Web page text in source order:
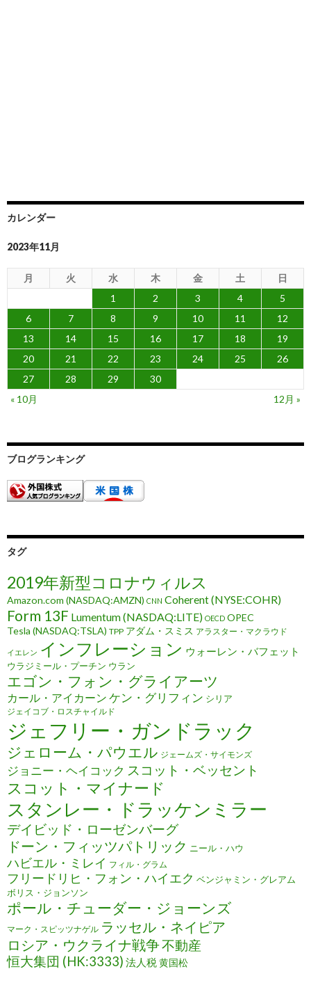
カレンダー
2023年11月
月 火 水 木 金 土
日
1
2 3 4
5
6
7 8 9 10 11
12
13
14 15 16 17 18
19
20
21 22 23 24 25
26
27
28 29
30
« 10月
12月 »
ブログランキング
タグ
2019年新型コロナウィルス
Amazon.com (NASDAQ:AMZN) CNN Coherent (NYSE:COHR)
Form 13F Lumentum (NASDAQ:LITE) OECD OPEC
Tesla (NASDAQ:TSLA) TPP アダム・スミス アラスター・マクラウド
イエレン インフレーション ウォーレン・バフェット
ウラジミール・プーチン ウラン
エゴン・フォン・グライアーツ
カール・アイカーン ケン・グリフィン シリア
ジェイコブ・ロスチャイルド
ジェフリー・ガンドラック
ジェローム・パウエル ジェームズ・サイモンズ
ジョニー・ヘイコック スコット・ベッセント
スコット・マイナード
スタンレー・ドラッケンミラー
デイビッド・ローゼンバーグ
ドーン・フィッツパトリック ニール・ハウ
ハビエル・ミレイ フィル・グラム
フリードリヒ・フォン・ハイエク ベンジャミン・グレアム
ボリス・ジョンソン
ポール・チューダー・ジョーンズ
マーク・スピッツナゲル ラッセル・ネイピア
ロシア・ウクライナ戦争不動産
恒大集団 (HK:3333) 法人税黄国松